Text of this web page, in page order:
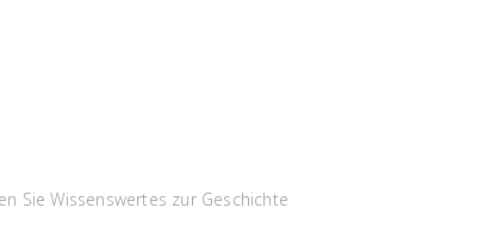
Sie Wissenswertes zur Geschichte